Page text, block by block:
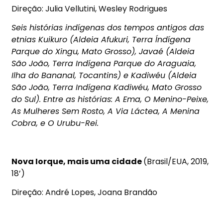
Direção: Julia Vellutini, Wesley Rodrigues
Seis histórias indígenas dos tempos antigos das
etnias Kuikuro (Aldeia Afukuri, Terra Índígena
Parque do Xingu, Mato Grosso), Javaé (Aldeia
São João, Terra Indígena Parque do Araguaia,
Ilha do Bananal, Tocantins) e Kadiwéu (Aldeia
São João, Terra Indígena Kadiwéu, Mato Grosso
do Sul). Entre as histórias: A Ema, O Menino-Peixe,
As Mulheres Sem Rosto, A Via Láctea, A Menina
Cobra, e O Urubu-Rei.
Nova Iorque, mais uma cidade(Brasil/EUA, 2019,
18’)
Direção: André Lopes, Joana Brandão